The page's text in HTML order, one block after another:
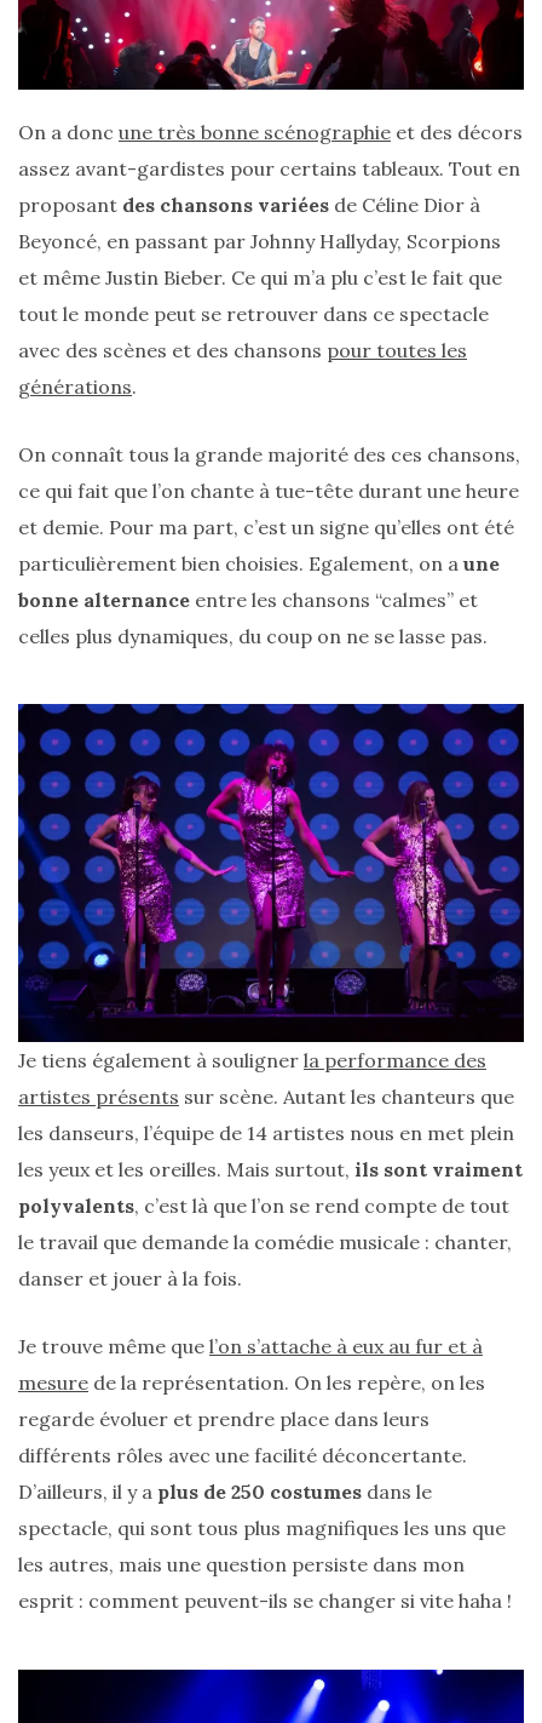
Favoris
et
déceptions
Revues
(478)
Tutoriels
(70)
Lifestyle
(154)
Bonnes
(43)
Coups
coeur
(9)
DIY/Recettes
(15)
Lecture/Séries
(13)
Vie
quotidienne/Maison
(61)
Mode
(502)
Actualités
Conseils
mode
mode
(5)
Derniers
achats
(45)
Lookbook
(175)
maroquinerie
On a donc une très bonne scénographie et des décors
assez avant-gardistes pour certains tableaux. Tout en
proposant des chansons variées de Céline Dior à
Beyoncé, en passant par Johnny Hallyday, Scorpions
et même Justin Bieber. Ce qui m’a plu c’est le fait que
tout le monde peut se retrouver dans ce spectacle
avec des scènes et des chansons pour toutes les
générations.
On connaît tous la grande majorité des ces chansons,
ce qui fait que l’on chante à tue-tête durant une heure
et demie. Pour ma part, c’est un signe qu’elles ont été
particulièrement bien choisies. Egalement, on a une
bonne alternance entre les chansons “calmes” et
celles plus dynamiques, du coup on ne se lasse pas.
Je tiens également à souligner la performance des
artistes présents sur scène. Autant les chanteurs que
les danseurs, l’équipe de 14 artistes nous en met plein
les yeux et les oreilles. Mais surtout, ils sont vraiment
polyvalents, c’est là que l’on se rend compte de tout
le travail que demande la comédie musicale : chanter,
danser et jouer à la fois.
Je trouve même que l’on s’attache à eux au fur et à
mesure de la représentation. On les repère, on les
regarde évoluer et prendre place dans leurs
différents rôles avec une facilité déconcertante.
D’ailleurs, il y a plus de 250 costumes dans le
spectacle, qui sont tous plus magnifiques les uns que
les autres, mais une question persiste dans mon
esprit : comment peuvent-ils se changer si vite haha !